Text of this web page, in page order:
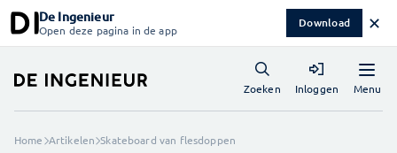
De Ingenieur
Open deze pagina in de app Download ✕
Menu
Zoeken Inloggen
Home Artikelen Skateboard van flesdoppen